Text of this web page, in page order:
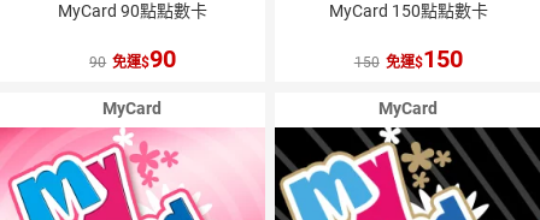
MyCard 90點點數卡
90 免運 90
MyCard 150點點數卡
150 免運 150
MyCard MyCard